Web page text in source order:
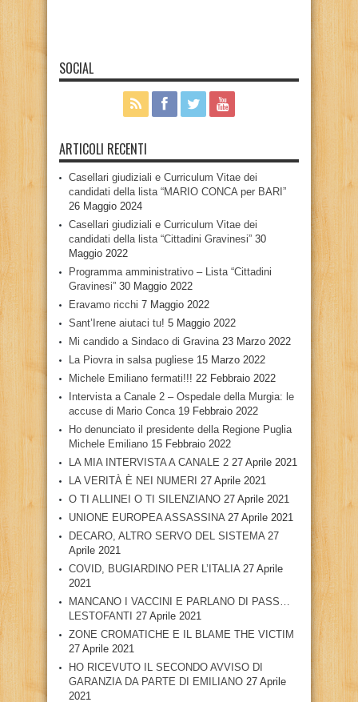
SOCIAL
ARTICOLI RECENTI
Casellari giudiziali e Curriculum Vitae dei
candidati della lista “MARIO CONCA per BARI”
26 Maggio 2024
Casellari giudiziali e Curriculum Vitae dei
candidati della lista “Cittadini Gravinesi” 30
Maggio 2022
Programma amministrativo – Lista “Cittadini
Gravinesi” 30 Maggio 2022
Eravamo ricchi 7 Maggio 2022
Sant’Irene aiutaci tu! 5 Maggio 2022
Mi candido a Sindaco di Gravina 23 Marzo 2022
La Piovra in salsa pugliese 15 Marzo 2022
Michele Emiliano fermati!!! 22 Febbraio 2022
Intervista a Canale 2 – Ospedale della Murgia: le
accuse di Mario Conca 19 Febbraio 2022
Ho denunciato il presidente della Regione Puglia
Michele Emiliano 15 Febbraio 2022
LA MIA INTERVISTA A CANALE 2 27 Aprile 2021
LA VERITÀ È NEI NUMERI 27 Aprile 2021
O TI ALLINEI O TI SILENZIANO 27 Aprile 2021
UNIONE EUROPEA ASSASSINA 27 Aprile 2021
DECARO, ALTRO SERVO DEL SISTEMA 27
Aprile 2021
COVID, BUGIARDINO PER L’ITALIA 27 Aprile
2021
MANCANO I VACCINI E PARLANO DI PASS…
LESTOFANTI 27 Aprile 2021
ZONE CROMATICHE E IL BLAME THE VICTIM
27 Aprile 2021
HO RICEVUTO IL SECONDO AVVISO DI
GARANZIA DA PARTE DI EMILIANO 27 Aprile
2021